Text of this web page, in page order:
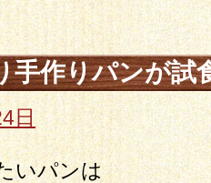
手作りパンが試
日
いパンは